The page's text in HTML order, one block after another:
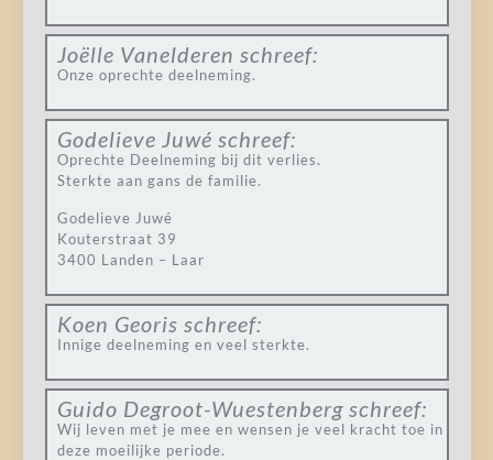
Joëlle Vanelderen schreef:
Onze oprechte deelneming.
Godelieve Juwé schreef:
Oprechte Deelneming bij dit verlies.
Sterkte aan gans de familie.
Godelieve Juwé
Kouterstraat 39
3400 Landen – Laar
Koen Georis schreef:
Innige deelneming en veel sterkte.
Guido Degroot-Wuestenberg schreef:
Wij leven met je mee en wensen je veel kracht toe in
deze moeilijke periode.